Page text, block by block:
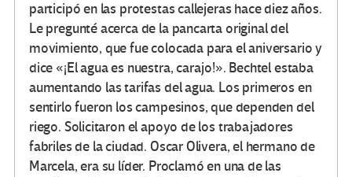
participó en las protestas callejeras hace diez años.
Le pregunté acerca de la pancarta original del
movimiento, que fue colocada para el aniversario y
dice «¡El agua es nuestra, carajo!». Bechtel estaba
aumentando las tarifas del agua. Los primeros en
sentirlo fueron los campesinos, que dependen del
riego. Solicitaron el apoyo de los trabajadores
fabriles de la ciudad. Oscar Olivera, el hermano de
Marcela, era su líder. Proclamó en una de las